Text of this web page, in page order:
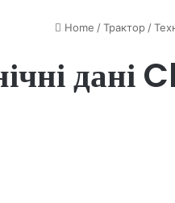
Home / Трактор /